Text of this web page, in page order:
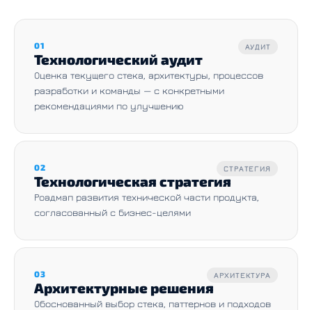
01 АУДИТ
Технологический аудит
Оценка текущего стека, архитектуры, процессов
разработки и команды — с конкретными
рекомендациями по улучшению
02 СТРАТЕГИЯ
Технологическая стратегия
Роадмап развития технической части продукта,
согласованный с бизнес-целями
03 АРХИТЕКТУРА
Архитектурные решения
Обоснованный выбор стека, паттернов и подходов